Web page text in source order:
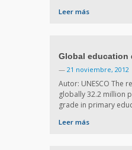
Leer más
Global education
— 21 noviembre, 2012
Autor: UNESCO The
globally 32.2 million
grade in primary
Leer más